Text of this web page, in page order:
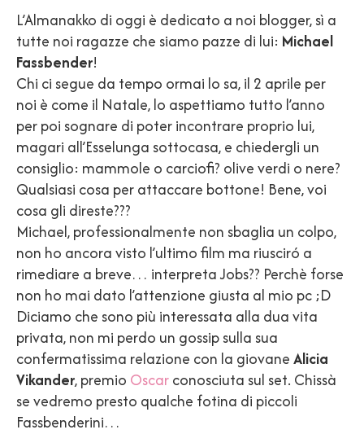
L’Almanakko di oggi è dedicato a noi blogger, sì a
tutte noi ragazze che siamo pazze di lui: Michael
Fassbender!
Chi ci segue da tempo ormai lo sa, il 2 aprile per
noi è come il Natale, lo aspettiamo tutto l’anno
per poi sognare di poter incontrare proprio lui,
magari all’Esselunga sottocasa, e chiedergli un
consiglio: mammole o carciofi? olive verdi o nere?
Qualsiasi cosa per attaccare bottone! Bene, voi
cosa gli direste???
Michael, professionalmente non sbaglia un colpo,
non ho ancora visto l’ultimo film ma riusciró a
rimediare a breve… interpreta Jobs?? Perchè forse
non ho mai dato l’attenzione giusta al mio pc ;D
Diciamo che sono più interessata alla dua vita
privata, non mi perdo un gossip sulla sua
confermatissima relazione con la giovaneAlicia
Vikander, premio Oscarconosciuta sul set. Chissà
se vedremo presto qualche fotina di piccoli
Fassbenderini…